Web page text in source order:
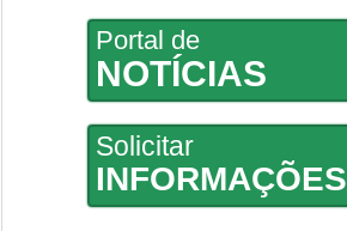
Portal de
NOTÍCIAS
Solicitar
INFORMAÇÕES